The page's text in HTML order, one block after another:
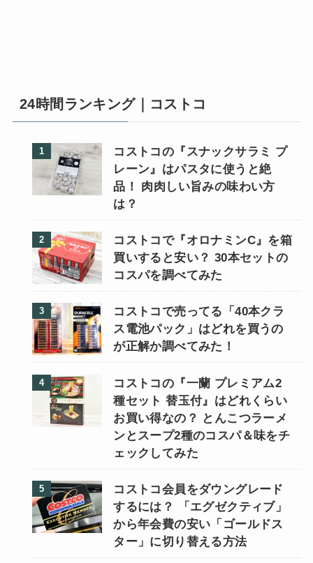
24時間ランキング｜コストコ
コストコの『スナックサラミ プ
レーン』はパスタに使うと絶
品！ 肉肉しい旨みの味わい方
は？
コストコで『オロナミンC』を箱
買いすると安い？ 30本セットの
コスパを調べてみた
コストコで売ってる「40本クラ
ス電池パック」はどれを買うの
が正解か調べてみた！
コストコの『一蘭 プレミアム2
種セット 替玉付』はどれくらい
お買い得なの？ とんこつラーメ
ンとスープ2種のコスパ＆味をチ
ェックしてみた
コストコ会員をダウングレード
するには？ 「エグゼクティブ」
から年会費の安い「ゴールドス
ター」に切り替える方法